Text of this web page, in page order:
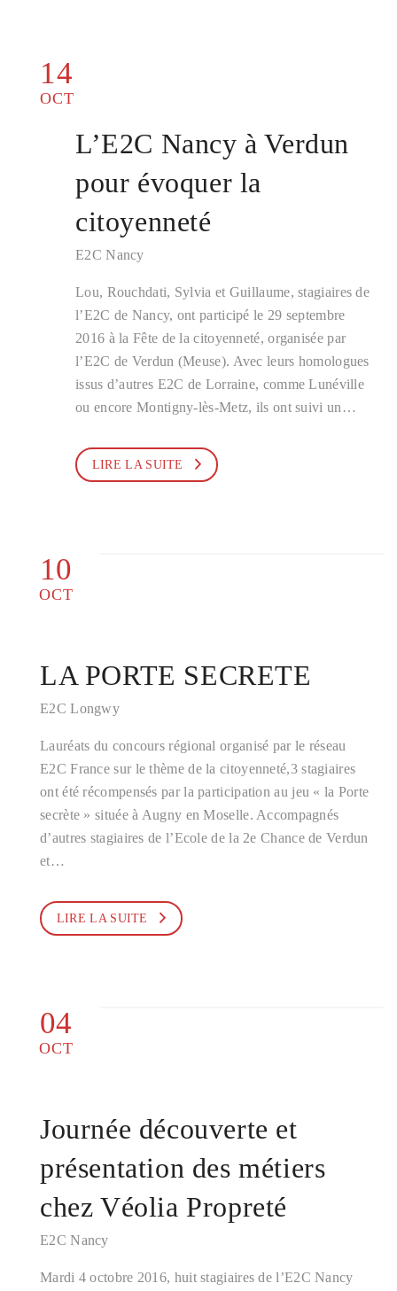
14
OCT
L’E2C Nancy à Verdun
pour évoquer la
citoyenneté
E2C Nancy
Lou, Rouchdati, Sylvia et Guillaume, stagiaires de
l’E2C de Nancy, ont participé le 29 septembre
2016 à la Fête de la citoyenneté, organisée par
l’E2C de Verdun (Meuse). Avec leurs homologues
issus d’autres E2C de Lorraine, comme Lunéville
ou encore Montigny-lès-Metz, ils ont suivi un…
LIRE LA SUITE
10
OCT
LA PORTE SECRETE
E2C Longwy
Lauréats du concours régional organisé par le réseau
E2C France sur le thème de la citoyenneté,3 stagiaires
ont été récompensés par la participation au jeu « la Porte
secrète » située à Augny en Moselle. Accompagnés
d’autres stagiaires de l’Ecole de la 2e Chance de Verdun
et…
LIRE LA SUITE
04
OCT
Journée découverte et
présentation des métiers
chez Véolia Propreté
E2C Nancy
Mardi 4 octobre 2016, huit stagiaires de l’E2C Nancy